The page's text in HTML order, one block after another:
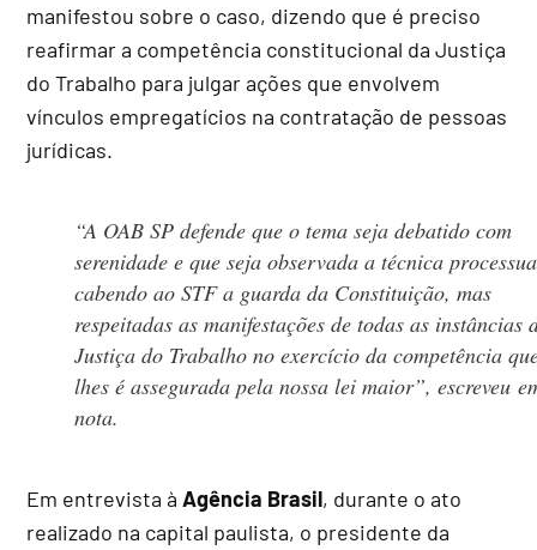
manifestou sobre o caso, dizendo que é preciso
reafirmar a competência constitucional da Justiça
do Trabalho para julgar ações que envolvem
vínculos empregatícios na contratação de pessoas
jurídicas.
“A OAB SP defende que o tema seja debatido com
serenidade e que seja observada a técnica
cabendo ao STF a guarda da Constituição, mas
respeitadas as manifestações de todas as instâncias
Justiça do Trabalho no exercício da competência
lhes é assegurada pela nossa lei maior”, escreveu
nota.
Em entrevista àAgência Brasil, durante o ato
realizado na capital paulista, o presidente da